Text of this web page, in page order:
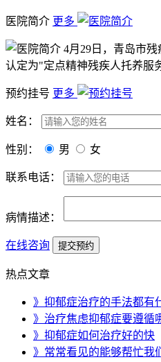
医院简介 更多
4月29日，青岛市
认定为"定点精神残疾人托养
预约挂号 更多
姓名：
性别： 男 女
联系电话：
病情描述：
在线咨询
热点文章
》抑郁症治疗的手法都有
》治疗焦虑抑郁症要遵循
》抑郁症如何治疗好的快
》常常看见的能够帮忙我